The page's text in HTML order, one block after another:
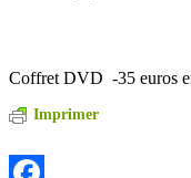
Coffret DVD -35 euros
Imprimer